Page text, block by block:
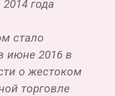
года
стало
июне 2016 в
о жестоком
торговле